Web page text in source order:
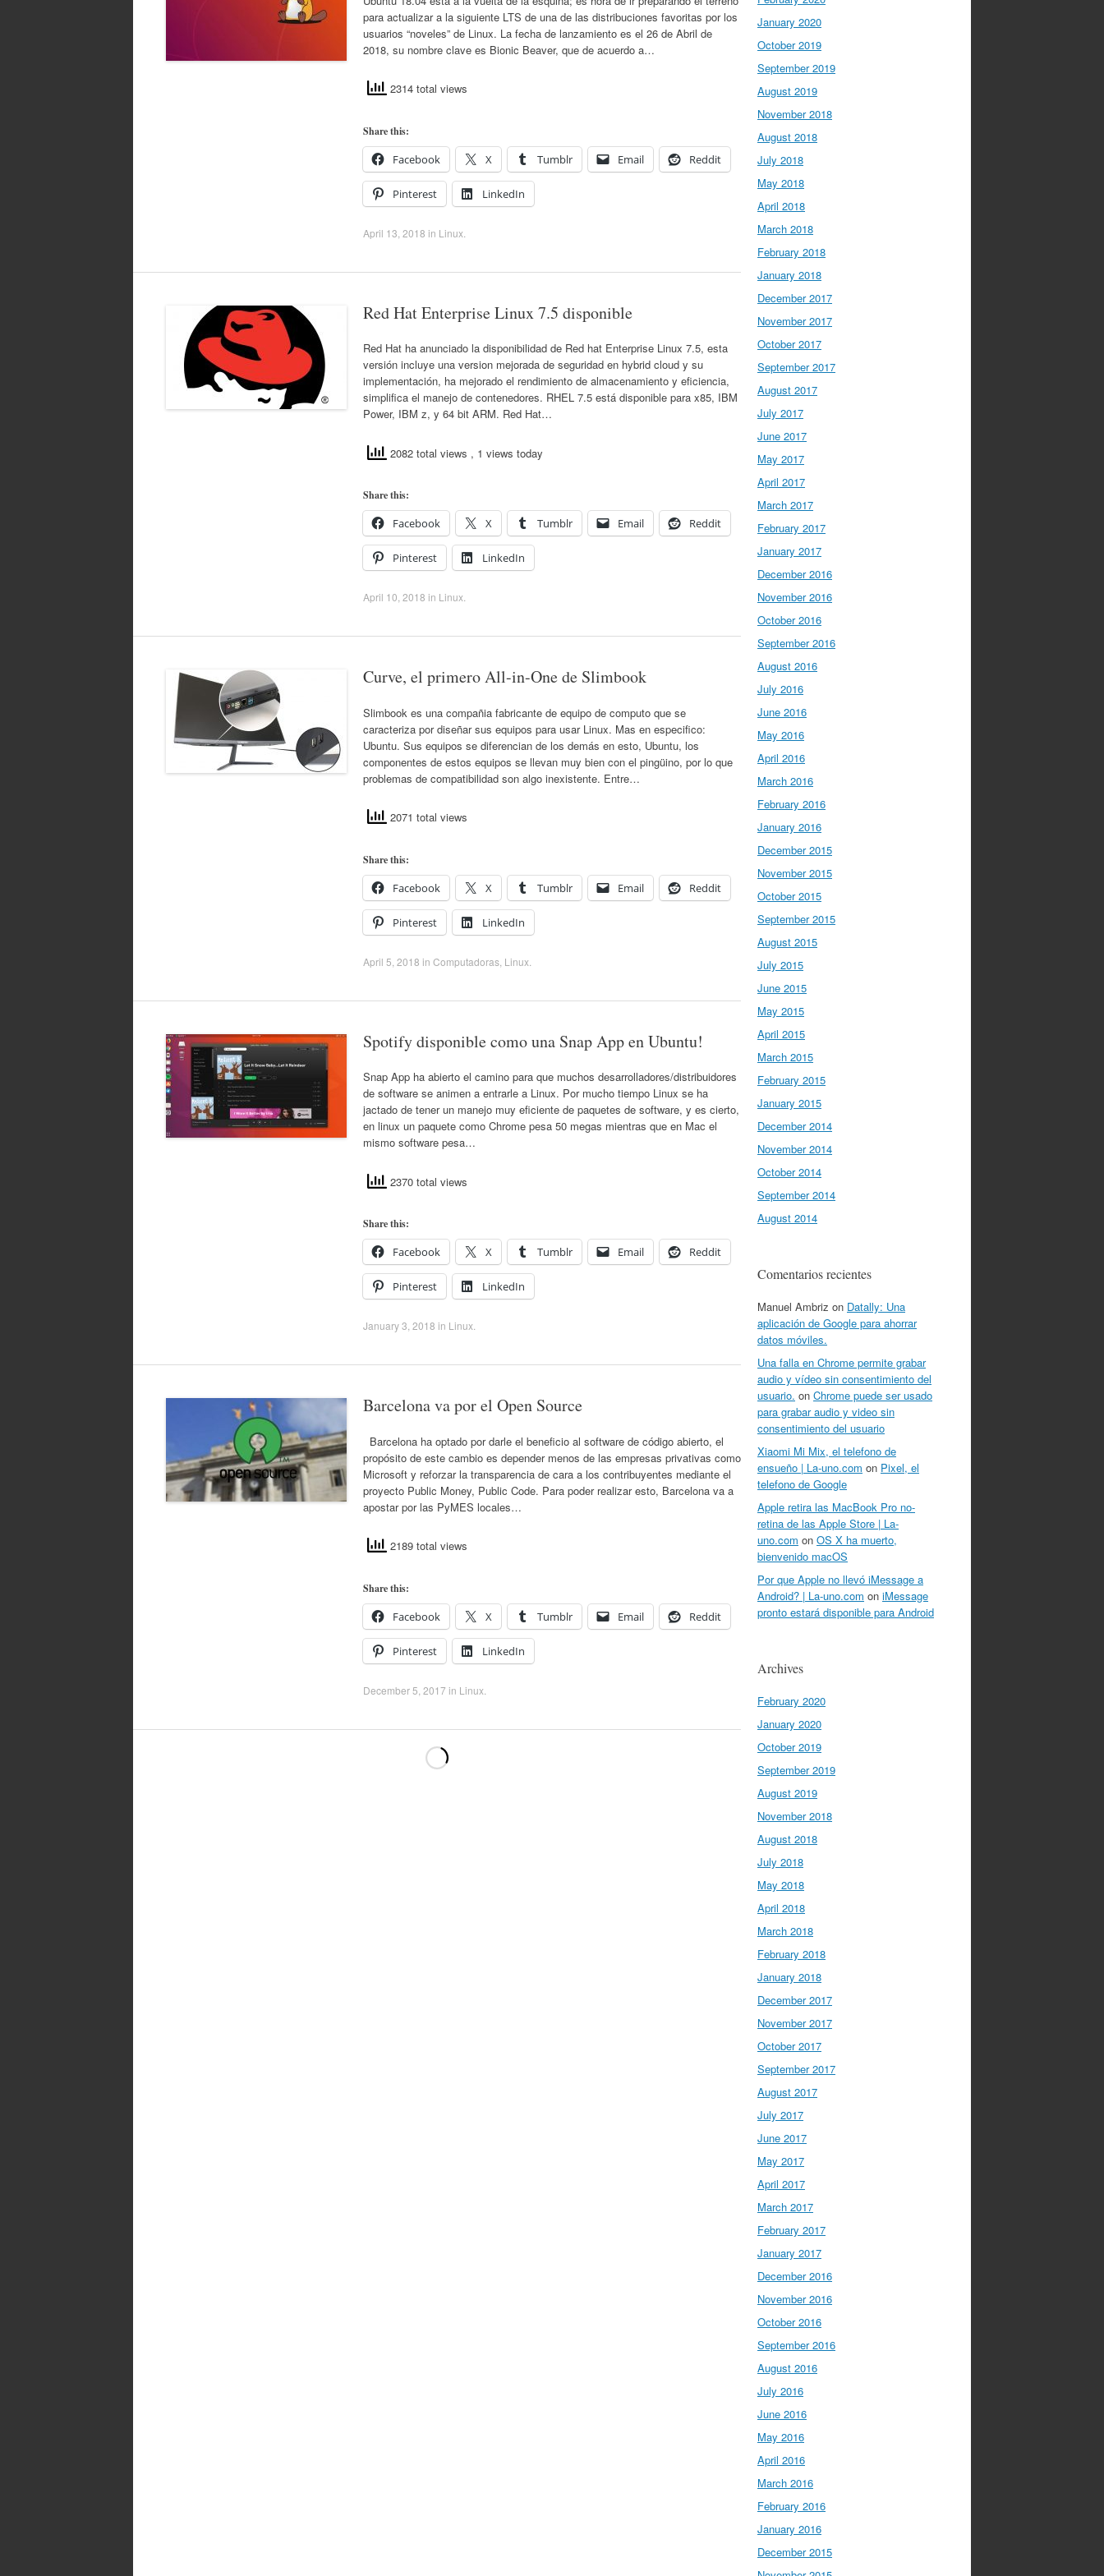
para actualizar a la siguiente LTS de una de las distribuciones favoritas por los
usuarios “noveles” de Linux. La fecha de lanzamiento es el 26 de Abril de
2018, su nombre clave es Bionic Beaver, que de acuerdo a…
2314 total views
Share this:
Facebook X Tumblr Email Reddit
Pinterest LinkedIn
April 13, 2018 in Linux
Red Hat Enterprise Linux 7.5 disponible
Red Hat ha anunciado la disponibilidad de Red hat Enterprise Linux 7.5, esta
versión incluye una version mejorada de seguridad en hybrid cloud y su
implementación, ha mejorado el rendimiento de almacenamiento y eficiencia,
simplifica el manejo de contenedores. RHEL 7.5 está disponible para x85, IBM
Power, IBM z, y 64 bit ARM. Red Hat…
2082 total views , 1 views today
Share this:
Facebook X Tumblr Email Reddit
Pinterest LinkedIn
April 10, 2018 in Linux
Curve, el primero All-in-One de Slimbook
Slimbook es una compañia fabricante de equipo de computo que se
caracteriza por diseñar sus equipos para usar Linux. Mas en especifico:
Ubuntu. Sus equipos se diferencian de los demás en esto, Ubuntu, los
componentes de estos equipos se llevan muy bien con el pingüino, por lo que
problemas de compatibilidad son algo inexistente. Entre…
2071 total views
Share this:
Facebook X Tumblr Email Reddit
Pinterest LinkedIn
April 5, 2018 in Computadoras Linux
Spotify disponible como una Snap App en Ubuntu!
Snap App ha abierto el camino para que muchos desarrolladores/distribuidores
de software se animen a entrarle a Linux. Por mucho tiempo Linux se ha
jactado de tener un manejo muy eficiente de paquetes de software, y es cierto,
en linux un paquete como Chrome pesa 50 megas mientras que en Mac el
mismo software pesa…
2370 total views
Share this:
Facebook X Tumblr Email Reddit
Pinterest LinkedIn
January 3, 2018 in Linux
Barcelona va por el Open Source
Barcelona ha optado por darle el beneficio al software de código abierto, el
propósito de este cambio es depender menos de las empresas privativas como
Microsoft y reforzar la transparencia de cara a los contribuyentes mediante el
proyecto Public Money, Public Code. Para poder realizar esto, Barcelona va a
apostar por las PyMES locales…
2189 total views
Share this:
Facebook X Tumblr Email Reddit
Pinterest LinkedIn
December 5, 2017 in Linux
January 2020
October 2019
September 2019
August 2019
November 2018
August 2018
July 2018
May 2018
April 2018
March 2018
February 2018
January 2018
December 2017
November 2017
October 2017
September 2017
August 2017
July 2017
June 2017
May 2017
April 2017
March 2017
February 2017
January 2017
December 2016
November 2016
October 2016
September 2016
August 2016
July 2016
June 2016
May 2016
April 2016
March 2016
February 2016
January 2016
December 2015
November 2015
October 2015
September 2015
August 2015
July 2015
June 2015
May 2015
April 2015
March 2015
February 2015
January 2015
December 2014
November 2014
October 2014
September 2014
August 2014
Comentarios recientes
Manuel Ambriz on Datally: Una
aplicación de Google para ahorrar
datos móviles.
Una falla en Chrome permite grabar
audio y vídeo sin consentimiento del
usuario. on Chrome puede ser usado
para grabar audio y video sin
consentimiento del usuario
Xiaomi Mi Mix, el telefono de
ensueño | La-uno.com on Pixel, el
telefono de Google
Apple retira las MacBook Pro no-
retina de las Apple Store | La-
uno.com on OS X ha muerto,
bienvenido macOS
Por que Apple no llevó iMessage a
Android? | La-uno.com on iMessage
pronto estará disponible para Android
Archives
February 2020
January 2020
October 2019
September 2019
August 2019
November 2018
August 2018
July 2018
May 2018
April 2018
March 2018
February 2018
January 2018
December 2017
November 2017
October 2017
September 2017
August 2017
July 2017
June 2017
May 2017
April 2017
March 2017
February 2017
January 2017
December 2016
November 2016
October 2016
September 2016
August 2016
July 2016
June 2016
May 2016
April 2016
March 2016
February 2016
January 2016
December 2015